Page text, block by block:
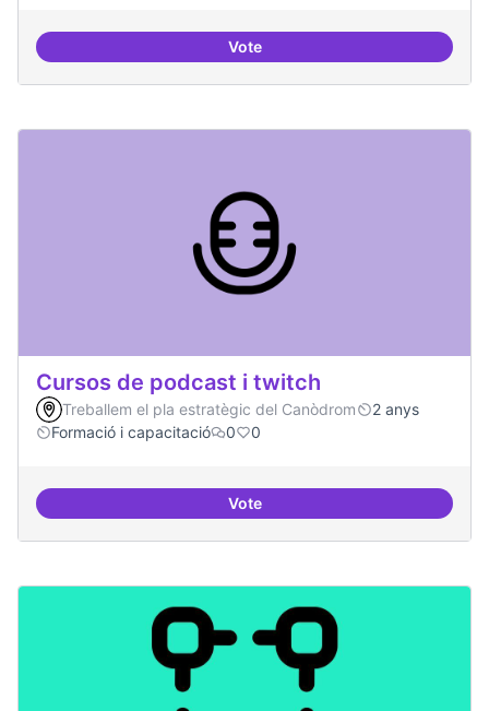
VoteCures i governança
Cursos de podcast i twitch
Treballem el pla estratègic del Canòdrom
2 anys
Formació i capacitació
0 0
VoteCursos de podcast i twitch